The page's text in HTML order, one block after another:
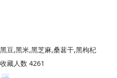
黑豆,黑米,黑芝麻,桑葚干,黑枸杞
收藏人数 4261